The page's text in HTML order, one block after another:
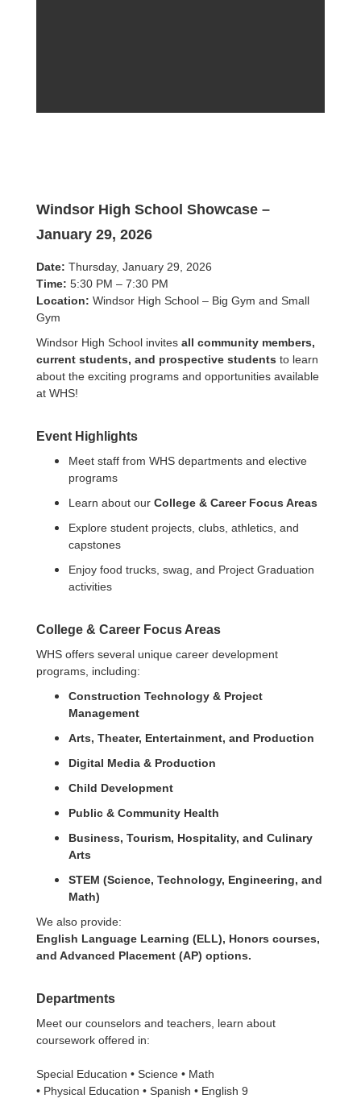
Windsor High School Showcase –
January 29, 2026
Date: Thursday, January 29, 2026
Time: 5:30 PM – 7:30 PM
Location: Windsor High School – Big Gym and Small
Gym
Windsor High School invites all community members,
current students, and prospective students to learn
about the exciting programs and opportunities available
at WHS!
Event Highlights
Meet staff from WHS departments and elective
programs
Learn about our College & Career Focus Areas
Explore student projects, clubs, athletics, and
capstones
Enjoy food trucks, swag, and Project Graduation
activities
College & Career Focus Areas
WHS offers several unique career development
programs, including:
Construction Technology & Project
Management
Arts, Theater, Entertainment, and Production
Digital Media & Production
Child Development
Public & Community Health
Business, Tourism, Hospitality, and Culinary
Arts
STEM (Science, Technology, Engineering, and
Math)
We also provide:
English Language Learning (ELL), Honors courses,
and Advanced Placement (AP) options.
Departments
Meet our counselors and teachers, learn about
coursework offered in:
Special Education • Science • Math
• Physical Education • Spanish • English 9